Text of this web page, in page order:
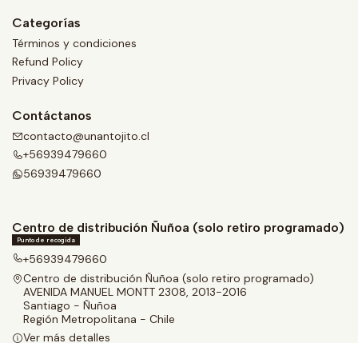
Categorías
Términos y condiciones
Refund Policy
Privacy Policy
Contáctanos
contacto@unantojito.cl
+56939479660
56939479660
Centro de distribución Ñuñoa (solo retiro programado)
Punto de recogida
+56939479660
Centro de distribución Ñuñoa (solo retiro programado)
AVENIDA MANUEL MONTT 2308, 2013-2016
Santiago - Ñuñoa
Región Metropolitana - Chile
Ver más detalles